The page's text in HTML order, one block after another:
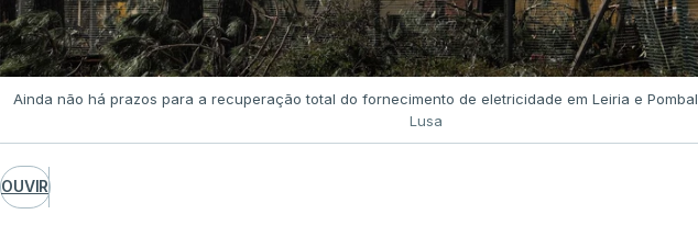
Ainda não há prazos para a recuperação total do fornecimento de eletricidade em Leiria e Pombal
Lusa
OUVIR